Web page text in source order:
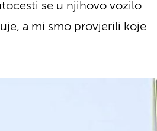
se u njihovo vozilo
a mi smo provjerili koje